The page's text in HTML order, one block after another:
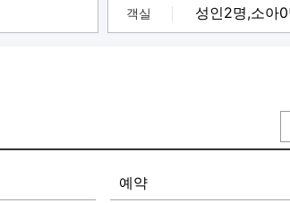
객실
예약